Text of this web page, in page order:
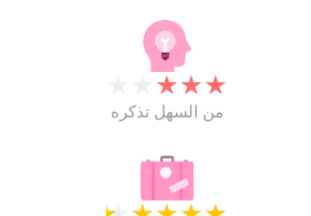
★
★
★
من السهل تذكره